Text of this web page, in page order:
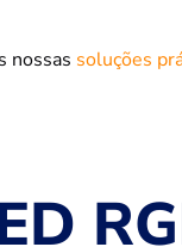
nossas soluções